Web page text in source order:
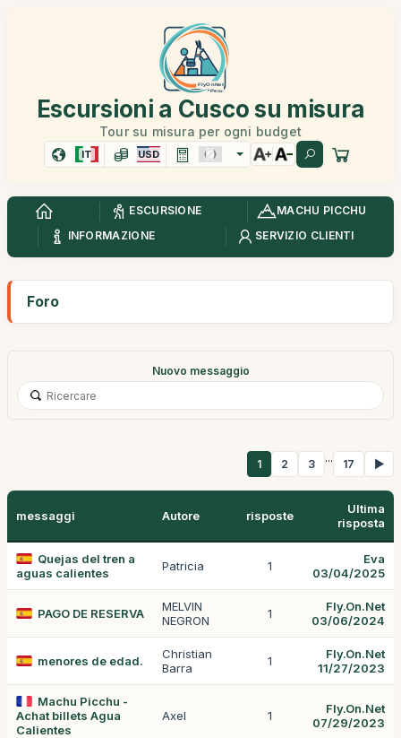
Escursioni a Cusco su misura
Tour su misura per ogni budget
IT USD
ESCURSIONE
MACHU PICCHU
INFORMAZIONE
SERVIZIO CLIENTI
Foro
Nuovo messaggio
1 2 3 ... 17 ▶
messaggi Autore risposte
Ultima
risposta
Quejas del tren a
aguas calientes
Patricia 1
Eva
03/04/2025
PAGO DE RESERVA
MELVIN
NEGRON
1
Fly.On.Net
03/06/2024
menores de edad.
Christian
Barra
1
Fly.On.Net
11/27/2023
Machu Picchu -
Achat billets Agua
Calientes
Axel 1
Fly.On.Net
07/29/2023